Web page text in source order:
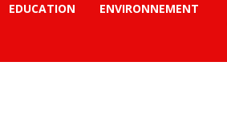
EDUCATION ENVIRONNEMENT